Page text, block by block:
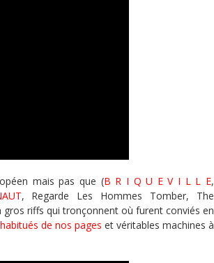
mais pas que (B R I Q U E V I L L E,
, Regarde Les Hommes Tomber, The
riffs qui tronçonnent où furent conviés en
habitués de nos pages et véritables machines à